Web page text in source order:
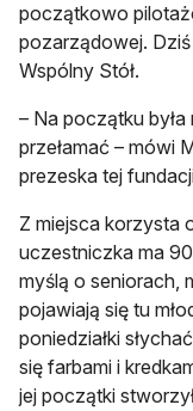
początkowo
pozarządowej.
Wspólny Stół.
– Na początku
przełamać – mówi
prezeska tej
Z miejsca korzysta
uczestniczka ma
myślą o seniorach,
pojawiają się tu
poniedziałki
się farbami i
jej początki